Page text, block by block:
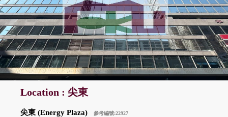
Location : 尖東
尖東 (Energy Plaza) 參考編號:22927